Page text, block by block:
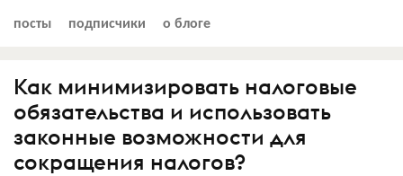
посты подписчики о блоге
Как минимизировать налоговые
обязательства и использовать
законные возможности для
сокращения налогов?